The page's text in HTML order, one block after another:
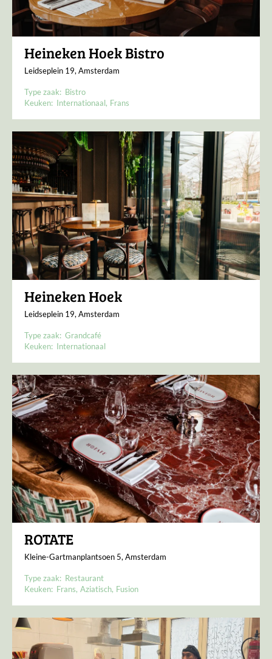
Heineken Hoek Bistro
Leidseplein 19, Amsterdam
Type zaak: Bistro
Keuken: Internationaal Frans
Heineken Hoek
Leidseplein 19, Amsterdam
Type zaak: Grandcafé
Keuken: Internationaal
ROTATE
Kleine-Gartmanplantsoen 5, Amsterdam
Type zaak: Restaurant
Keuken: Frans Aziatisch Fusion